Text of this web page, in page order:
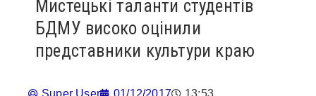
Мистецькі таланти студентів
БДМУ високо оцінили
представники культури краю
Super User 01/12/2017 13:53